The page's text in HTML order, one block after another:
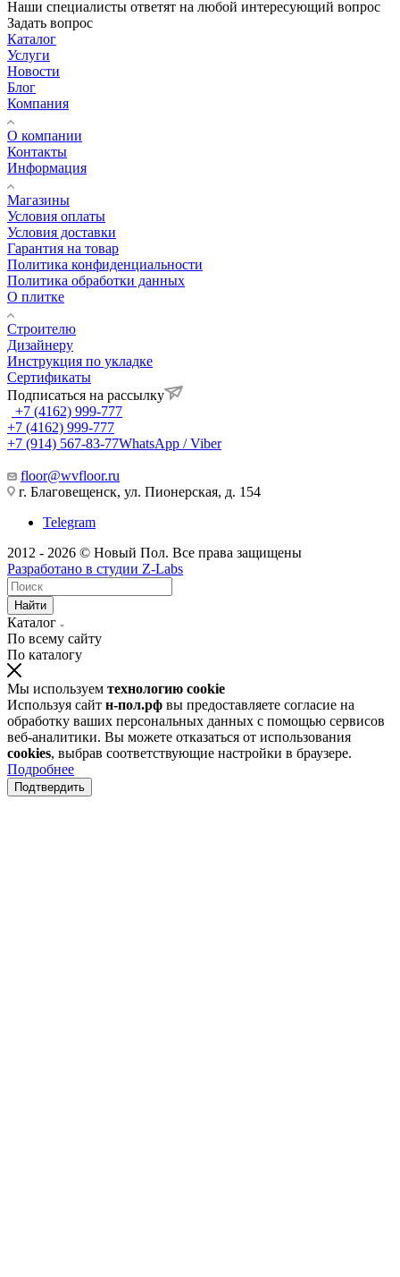
Наши специалисты ответят на любой интересующий вопрос
Задать вопрос
Каталог
Услуги
Новости
Блог
Компания
О компании
Контакты
Информация
Магазины
Условия оплаты
Условия доставки
Гарантия на товар
Политика конфиденциальности
Политика обработки данных
О плитке
Строителю
Дизайнеру
Инструкция по укладке
Сертификаты
Подписаться на рассылку
+7 (4162) 999-777
+7 (4162) 999-777
+7 (914) 567-83-77WhatsApp / Viber
floor@wvfloor.ru
г. Благовещенск, ул. Пионерская, д. 154
Telegram
2012 - 2026 © Новый Пол. Все права защищены
Разработано в студии Z-Labs
Найти
Каталог
По всему сайту
По каталогу
Мы используем технологию cookie
Используя сайт н-пол.рф вы предоставляете согласие на
обработку ваших персональных данных с помощью сервисов
веб-аналитики. Вы можете отказаться от использования
cookies, выбрав соответствующие настройки в браузере.
Подробнее
Подтвердить